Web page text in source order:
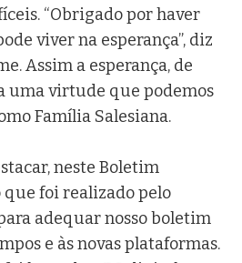
“Obrigado por haver
viver na esperança”, diz
Assim a esperança, de
uma virtude que podemos
Família Salesiana.
neste Boletim
que foi realizado pelo
adequar nosso boletim
e às novas plataformas.